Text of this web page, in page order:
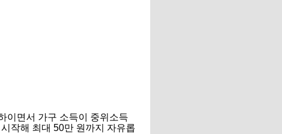
이면서 가구 소득이 중위소득
작해 최대 50만 원까지 자유롭